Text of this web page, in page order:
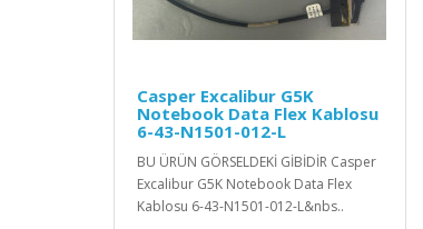
Casper Excalibur G5K
Notebook Data Flex Kablosu
6-43-N1501-012-L
BU ÜRÜN GÖRSELDEKİ GİBİDİR Casper
Excalibur G5K Notebook Data Flex
Kablosu 6-43-N1501-012-L&nbs..